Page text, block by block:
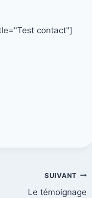
contact"]
SUIVANT
Le témoignage